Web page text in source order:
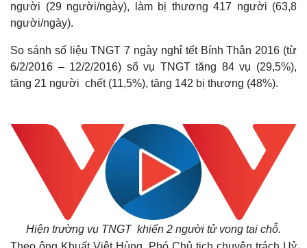
người (29 người/ngày), làm bị thương 417 người (63,8
người/ngày).
So sánh số liệu TNGT 7 ngày nghỉ tết Bính Thân 2016 (từ
6/2/2016 – 12/2/2016) số vụ TNGT tăng 84 vụ (29,5%),
tăng 21 người chết (11,5%), tăng 142 bị thương (48%).
Hiện trường vụ TNGT khiến 2 người tử vong tại chỗ.